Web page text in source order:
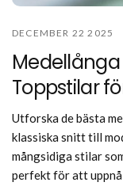
DECEMBER 22 2025
Toppstilar
Utforska de bästa
klassiska snitt till
mångsidiga stilar
perfekt för att uppnå